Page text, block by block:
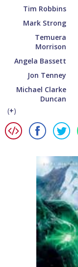
Tim Robbins
Mark Strong
Temuera
Morrison
Angela Bassett
Jon Tenney
Michael Clarke
Duncan
(+)